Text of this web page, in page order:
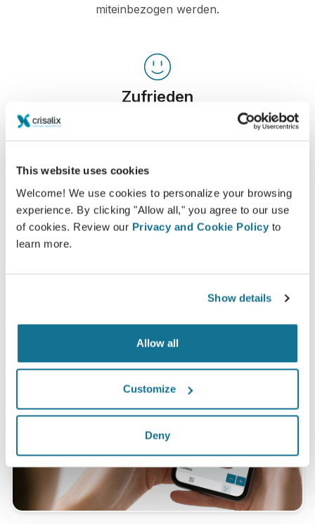
This website uses cookies
Welcome! We use cookies to personalize your browsing
experience. By clicking "Allow all," you agree to our use
of cookies. Review our Privacy and Cookie Policy to
learn more.
Show details
Allow all
Customize
Deny
miteinbezogen werden.
Zufrieden
100% der Frauen gaben an, entweder zufrieden
eine Crisalix 3D-Simulation gesehen hatten.*
*Online-Befragung von Brustvergrößerungspatientinnen, die
sich zwischen Mai 2010 und September 2011 einer Operation in